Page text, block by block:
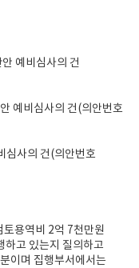
예비심사의 건
예비심사의 건(의안번호
심사의 건(의안번호
토용역비 2억 7천만원
하고 있는지 질의하고
이며 집행부서에서는